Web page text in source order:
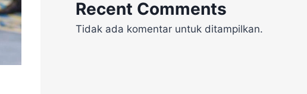
Recent Comments
Tidak ada komentar untuk ditampilkan.